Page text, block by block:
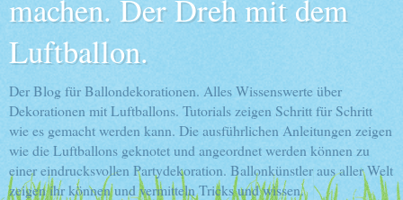
machen. Der Dreh mit dem
Luftballon.
Der Blog für Ballondekorationen. Alles Wissenswerte über
Dekorationen mit Luftballons. Tutorials zeigen Schritt für Schritt
wie es gemacht werden kann. Die ausführlichen Anleitungen zeigen
wie die Luftballons geknotet und angeordnet werden können zu
einer eindrucksvollen Partydekoration. Ballonkünstler aus aller Welt
zeigen ihr können und vermitteln Tricks und wissen.